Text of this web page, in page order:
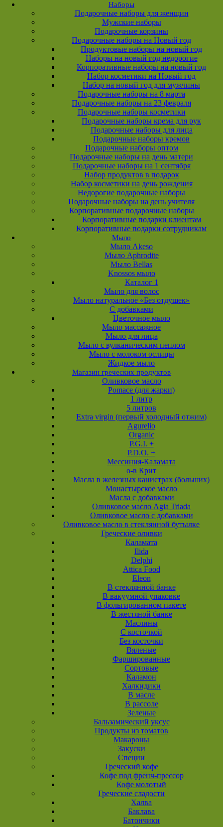
Наборы
Подарочные наборы для женщин
Мужские наборы
Подарочные корзины
Подарочные наборы на Новый год
Продуктовые наборы на новый год
Наборы на новый год недорогие
Корпоративные наборы на новый год
Набор косметики на Новый год
Набор на новый год для мужчины
Подарочные наборы на 8 марта
Подарочные наборы на 23 февраля
Подарочные наборы косметики
Подарочные наборы крема для рук
Подарочные наборы для лица
Подарочные наборы кремов
Подарочные наборы оптом
Подарочные наборы на день матери
Подарочные наборы на 1 сентября
Набор продуктов в подарок
Набор косметики на день рождения
Недорогие подарочные наборы
Подарочные наборы на день учителя
Корпоративные подарочные наборы
Корпоративные подарки клиентам
Корпоративные подарки сотрудникам
Мыло
Мыло Akeso
Мыло Aphrodite
Мыло Bellas
Knossos мыло
Каталог 1
Мыло для волос
Мыло натуральное «Без отдушек»
С добавками
Цветочное мыло
Мыло массажное
Мыло для лица
Мыло с вулканическим пеплом
Мыло с молоком ослицы
Жидкое мыло
Магазин греческих продуктов
Оливковое масло
Pomace (для жарки)
1 литр
5 литров
Extra virgin (первый холодный отжим)
Agurelio
Organic
P.G.I. +
P.D.O. +
Мессиния-Каламата
о-в Крит
Масла в железных канистрах (больших)
Монастырское масло
Масла с добавками
Оливковое масло Agia Triada
Оливковое масло с добавками
Оливковое масло в стеклянной бутылке
Греческие оливки
Каламата
Ilida
Delphi
Attica Food
Eleon
В стеклянной банке
В вакуумной упаковке
В фольгированном пакете
В жестяной банке
Маслины
С косточкой
Без косточки
Вяленые
Фаршированные
Сортовые
Каламон
Халкидики
В масле
В рассоле
Зеленые
Бальзамический уксус
Продукты из томатов
Макароны
Закуски
Специи
Греческий кофе
Кофе под френч-прессор
Кофе молотый
Греческие сладости
Халва
Баклава
Батончики